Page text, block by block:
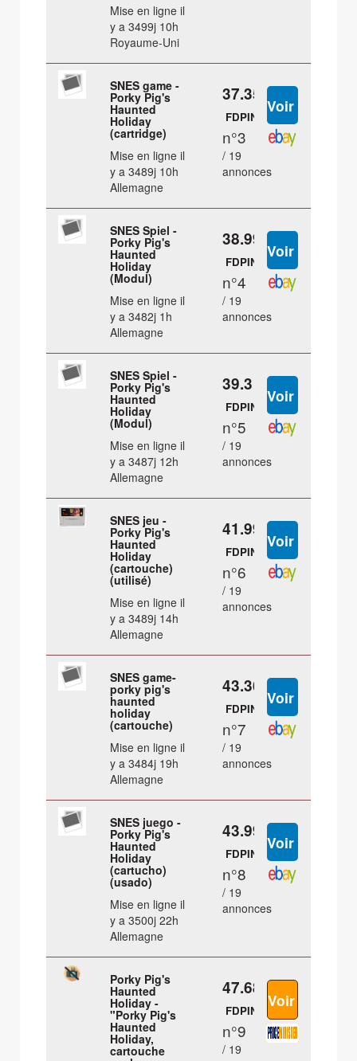
Mise en ligne il
y a 3499j 10h
Royaume-Uni
SNES game -
Porky Pig's
Haunted
Holiday
(cartridge)
Mise en ligne il
y a 3489j 10h
Allemagne
37.35 €
FDPIN
n°3
/ 19
annonces
SNES Spiel -
Porky Pig's
Haunted
Holiday
(Modul)
Mise en ligne il
y a 3482j 1h
Allemagne
38.99 €
FDPIN
n°4
/ 19
annonces
SNES Spiel -
Porky Pig's
Haunted
Holiday
(Modul)
Mise en ligne il
y a 3487j 12h
Allemagne
39.3 €
FDPIN
n°5
/ 19
annonces
SNES jeu -
Porky Pig's
Haunted
Holiday
(cartouche)
(utilisé)
Mise en ligne il
y a 3489j 14h
Allemagne
41.99 €
FDPIN
n°6
/ 19
annonces
SNES game-
porky pig's
haunted
holiday
(cartouche)
Mise en ligne il
y a 3484j 19h
Allemagne
43.36 €
FDPIN
n°7
/ 19
annonces
SNES juego -
Porky Pig's
Haunted
Holiday
(cartucho)
(usado)
Mise en ligne il
y a 3500j 22h
Allemagne
43.99 €
FDPIN
n°8
/ 19
annonces
Porky Pig's
Haunted
Holiday -
"Porky Pig's
Haunted
Holiday,
cartouche
47.68 €
FDPIN
n°9
/ 19